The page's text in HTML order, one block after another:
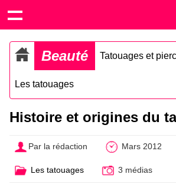
Beauté Tatouages et
Les tatouages
Histoire et origines du
Par la rédaction Mars 2012
Les tatouages 3 médias